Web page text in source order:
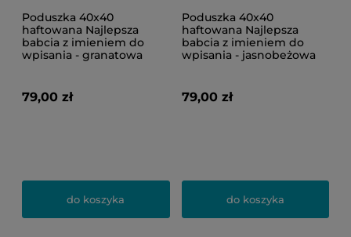
Poduszka 40x40
haftowana Najlepsza
babcia z imieniem do
wpisania - granatowa
79,00 zł
do koszyka
Poduszka 40x40
haftowana Najlepsza
babcia z imieniem do
wpisania - jasnobeżowa
79,00 zł
do koszyka